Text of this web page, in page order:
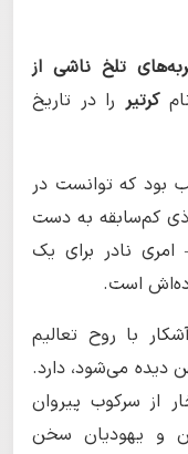
تلخ ناشی از
کرتیر را در تاریخ
بود که توانست در
کم‌سابقه به دست
امری نادر برای یک
است.
با روح تعالیم
دیده می‌شود، دارد.
از سرکوب پیروان
و یهودیان سخن